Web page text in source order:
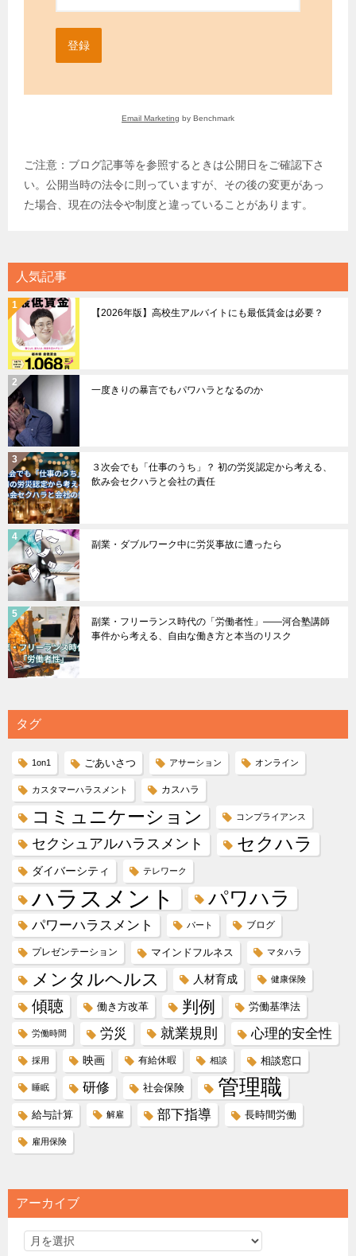
登録
Email Marketing by Benchmark
ご注意：ブログ記事等を参照するときは公開日をご確認下さ
い。公開当時の法令に則っていますが、その後の変更があっ
た場合、現在の法令や制度と違っていることがあります。
人気記事
【2026年版】高校生アルバイトにも最低賃金は必要？
一度きりの暴言でもパワハラとなるのか
３次会でも「仕事のうち」？ 初の労災認定から考える、
飲み会セクハラと会社の責任
副業・ダブルワーク中に労災事故に遭ったら
副業・フリーランス時代の「労働者性」――河合塾講師
事件から考える、自由な働き方と本当のリスク
タグ
1on1 ごあいさつ アサーション オンライン
カスタマーハラスメント カスハラ
コミュニケーション コンプライアンス
セクシュアルハラスメント セクハラ
ダイバーシティ テレワーク
ハラスメント パワハラ
パワーハラスメント パート ブログ
プレゼンテーション マインドフルネス マタハラ
メンタルヘルス 人材育成 健康保険
傾聴 働き方改革 判例 労働基準法
労働時間 労災 就業規則 心理的安全性
採用 映画 有給休暇 相談 相談窓口
睡眠 研修 社会保険 管理職
給与計算 解雇 部下指導 長時間労働
雇用保険
アーカイブ